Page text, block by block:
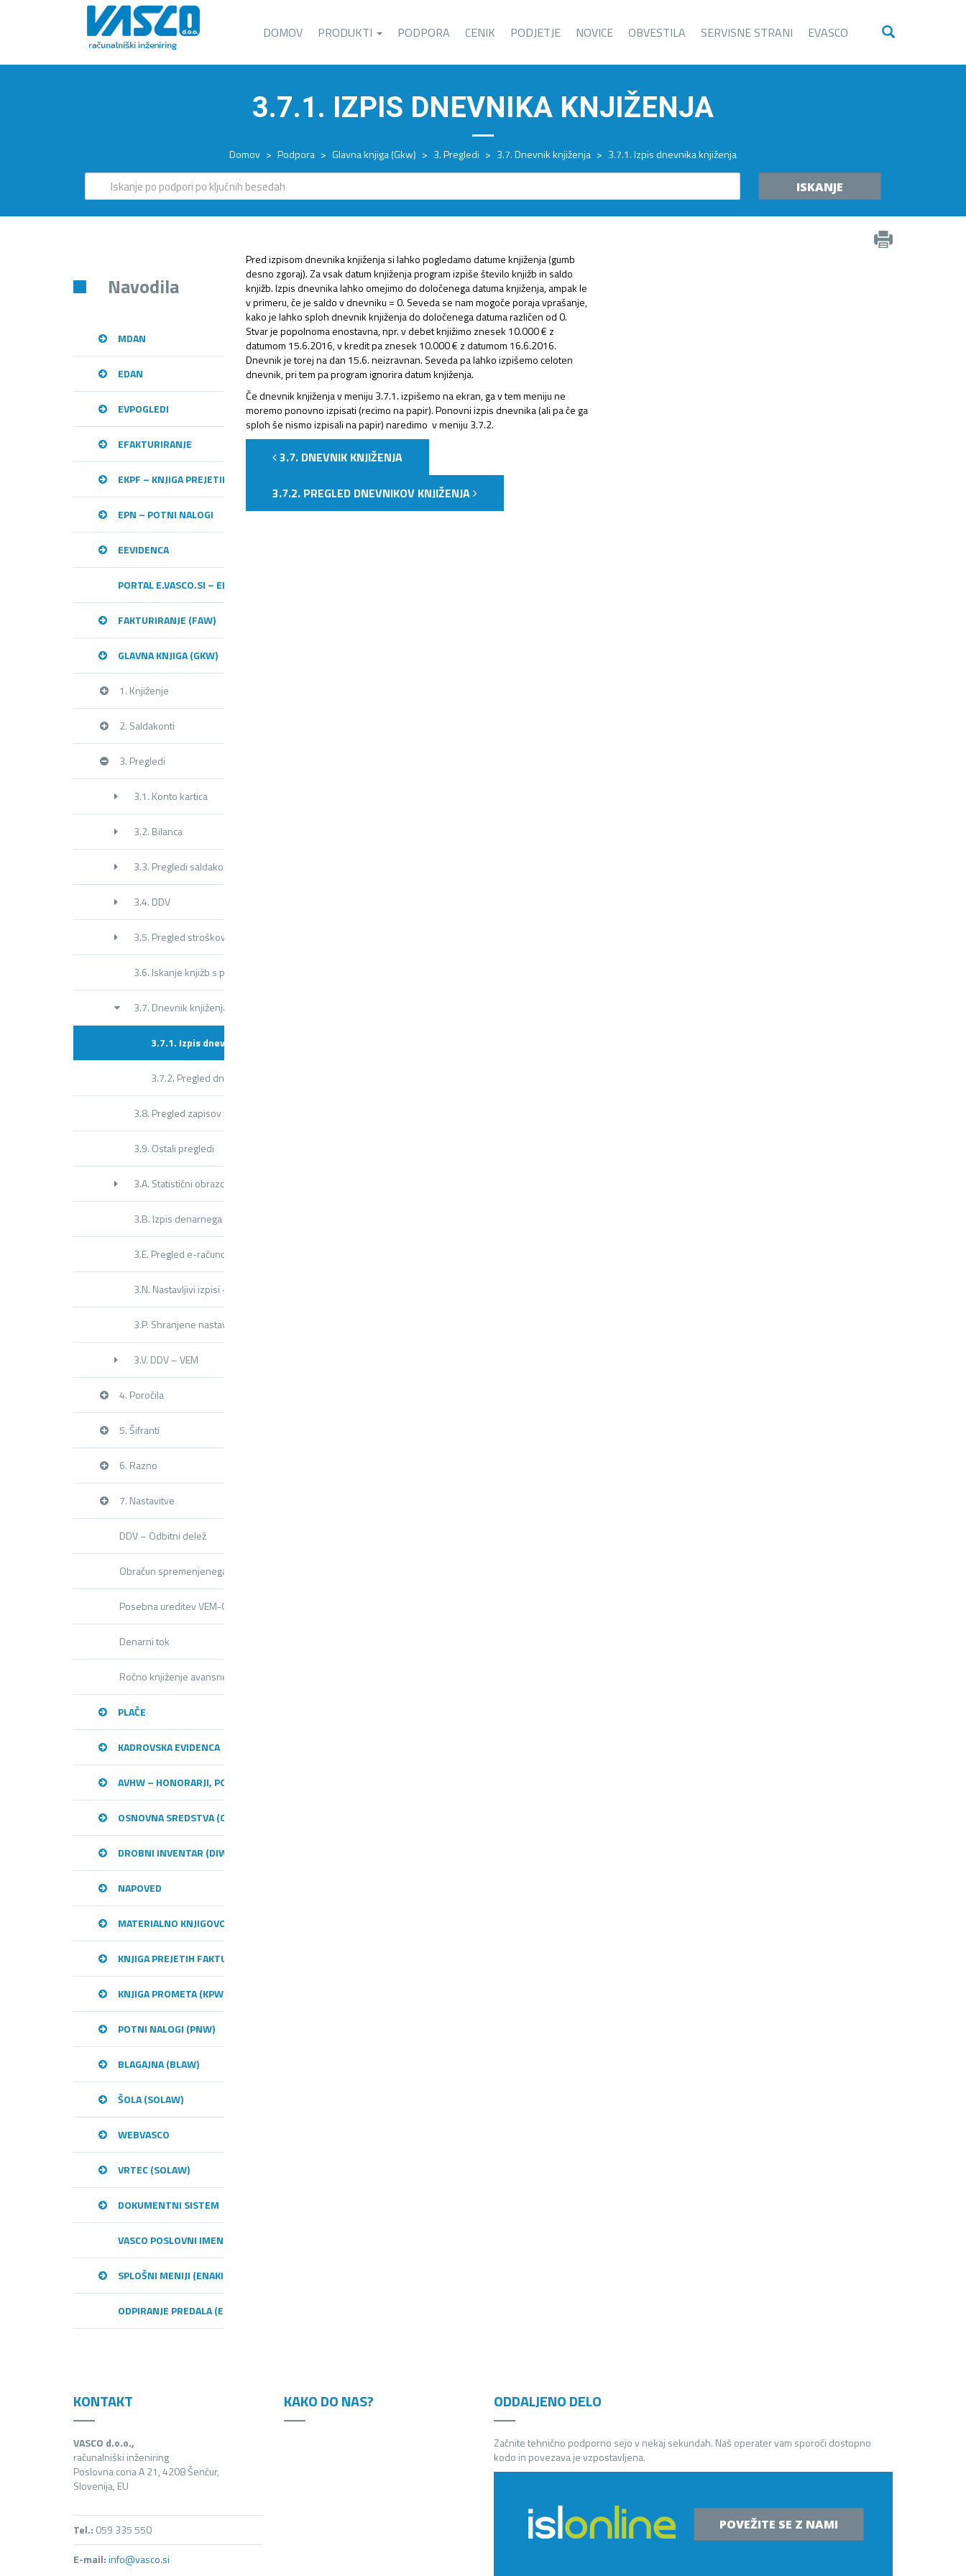
DOMOV PRODUKTI PODPORA CENIK PODJETJE NOVICE OBVESTILA SERVISNE STRANI EVASCO
3.7.1. IZPIS DNEVNIKA KNJIŽENJA
Domov > Podpora > Glavna knjiga (Gkw) > 3. Pregledi > 3.7. Dnevnik knjiženja > 3.7.1. Izpis dnevnika knjiženja
ISKANJE
Navodila
MDAN
EDAN
EVPOGLEDI
EFAKTURIRANJE
EKPF – KNJIGA PREJETIH RAČUNOV
EPN – POTNI NALOGI
EEVIDENCA
PORTAL E.VASCO.SI – ELEKTRONSKA IZMENJAVA DOKUMENTOV
FAKTURIRANJE (FAW)
GLAVNA KNJIGA (GKW)
1. Knjiženje
2. Saldakonti
3. Pregledi
3.1. Konto kartica
3.2. Bilanca
3.3. Pregledi saldakontov
3.4. DDV
3.5. Pregled stroškovnega knjigovodstva
3.6. Iskanje knjižb s pogoji
3.7. Dnevnik knjiženja
3.7.1. Izpis dnevnika knjiženja
3.7.2. Pregled dnevnikov knjiženja
3.8. Pregled zapisov v knjiženje
3.9. Ostali pregledi
3.A. Statistični obrazci
3.B. Izpis denarnega toka
3.E. Pregled e-računov
3.N. Nastavljivi izpisi – splošni
3.P. Shranjene nastavitve pregledov
3.V. DDV – VEM
4. Poročila
5. Šifranti
6. Razno
7. Nastavitve
DDV – Odbitni delež
Obračun spremenjenega odbitnega deleža DDV za prejete fakture
Posebna ureditev VEM-OOS (mini VEM)
Denarni tok
Ročno knjiženje avansnega računa (IR in PR)
PLAČE
KADROVSKA EVIDENCA
AVHW – HONORARJI, PODJEMNE POGODBE, NAJEMNINE,…
OSNOVNA SREDSTVA (OSW)
DROBNI INVENTAR (DIW)
NAPOVED
MATERIALNO KNJIGOVODSTVO (MKW)
KNJIGA PREJETIH FAKTUR (KPFW)
KNJIGA PROMETA (KPW)
POTNI NALOGI (PNW)
BLAGAJNA (BLAW)
ŠOLA (SOLAW)
WEBVASCO
VRTEC (SOLAW)
DOKUMENTNI SISTEM
VASCO POSLOVNI IMENIK – VPI
SPLOŠNI MENIJI (ENAKI MED PROGRAMI)
ODPIRANJE PREDALA (E-RAČUNI)
Pred izpisom dnevnika knjiženja si lahko pogledamo datume knjiženja (gumb
desno zgoraj). Za vsak datum knjiženja program izpiše število knjižb in saldo
knjižb. Izpis dnevnika lahko omejimo do določenega datuma knjiženja, ampak le
v primeru, če je saldo v dnevniku = 0. Seveda se nam mogoče poraja vprašanje,
kako je lahko sploh dnevnik knjiženja do določenega datuma različen od 0.
Stvar je popolnoma enostavna, npr. v debet knjižimo znesek 10.000 € z
datumom 15.6.2016, v kredit pa znesek 10.000 € z datumom 16.6.2016.
Dnevnik je torej na dan 15.6. neizravnan. Seveda pa lahko izpišemo celoten
dnevnik, pri tem pa program ignorira datum knjiženja.
Če dnevnik knjiženja v meniju 3.7.1. izpišemo na ekran, ga v tem meniju ne
moremo ponovno izpisati (recimo na papir). Ponovni izpis dnevnika (ali pa če ga
sploh še nismo izpisali na papir) naredimo v meniju 3.7.2.
3.7. DNEVNIK KNJIŽENJA
3.7.2. PREGLED DNEVNIKOV KNJIŽENJA
KONTAKT
VASCO d.o.o.,
računalniški inženiring
Poslovna cona A 21, 4208 Šenčur,
Slovenija, EU
Tel.: 059 335 550
E-mail:info@vasco.si
KAKO DO NAS? ODDALJENO DELO
Začnite tehnično podporno sejo v nekaj sekundah. Naš operater vam sporoči dostopno
kodo in povezava je vzpostavljena.
POVEŽITE SE Z NAMI